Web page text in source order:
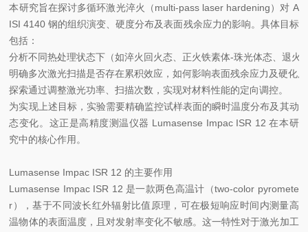
本研究旨在探讨多循环激光淬火（multi-pass laser hardening）对 A
ISI 4140 钢的组织演变、硬度分布及表面残余应力的影响。具体目标
包括：
分析不同热处理状态下（如淬火回火态、正火铁素体-珠光体态、退
明确多次激光扫描是否存在累积效应，如何影响表面残余应力及硬化
探索通过调整激光功率、扫描次数，实现对材料性能的定向调控。
为实现上述目标，实验需要精确监控试样表面的瞬时温度分布及其动
态变化。这正是高精度测温仪器 Lumasense Impac ISR 12 在本研
究中的核心作用。
Lumasense Impac ISR 12 的主要作用
Lumasense Impac ISR 12 是一款两色高温计（two-color pyromete
r），基于不同波长红外辐射比值原理，可在极短响应时间内测量高
温物体的表面温度，且对发射率变化不敏感。这一特性对于激光加工